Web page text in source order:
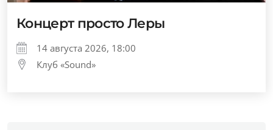
Концерт просто Леры
14 августа 2026, 18:00
Клуб «Sound»